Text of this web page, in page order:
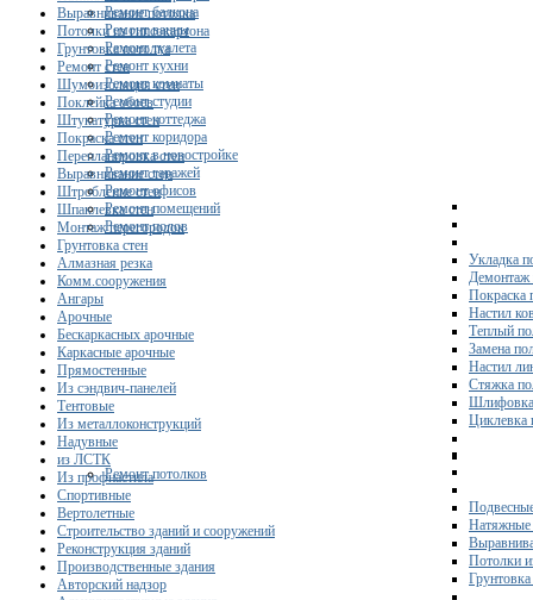
Ремонт балкона
Ремонт ванны
Ремонт туалета
Ремонт кухни
Ремонт комнаты
Ремонт студии
Ремонт коттеджа
Ремонт коридора
Ремонт в новостройке
Ремонт гаражей
Ремонт офисов
Ремонт помещений
Ремонт полов
Укладка
Демонтаж
Покраска
Настил
Теплый
Замена
Настил
Стяжка
Циклевка
Ремонт потолков
Натяжные
Потолки
Выравнивание потолка
Потолки из гипсокартона
Грунтовка потолка
Ремонт стен
Шумоизоляция стен
Поклейка обоев
Штукатурка стен
Покраска стен
Перепланировка стен
Выравнивание стен
Штробление стен
Шпаклевка стен
Монтаж перегородок
Грунтовка стен
Алмазная резка
Комм.сооружения
Ангары
Арочные
Бескаркасных арочные
Каркасные арочные
Прямостенные
Из сэндвич-панелей
Тентовые
Из металлоконструкций
Надувные
из ЛСТК
Из профнастила
Спортивные
Вертолетные
Строительство зданий и сооружений
Реконструкция зданий
Производственные здания
Авторский надзор